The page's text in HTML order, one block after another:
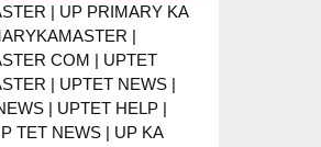
| UP PRIMARY KA
|
COM | UPTET
| UPTET NEWS |
| UPTET HELP |
TET NEWS | UP KA